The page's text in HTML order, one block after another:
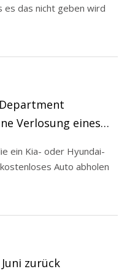
es das nicht geben wird
Verlosung eines
ein Kia- oder Hyundai-
Auto abholen
zurück